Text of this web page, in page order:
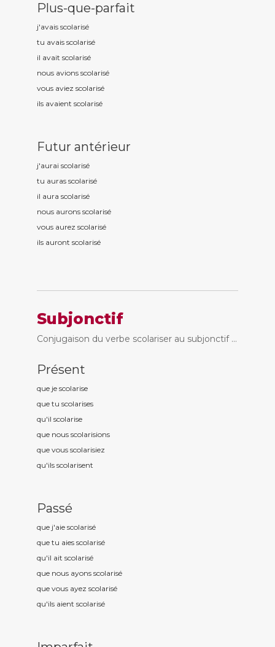
Plus-que-parfait
j'avais scolarisé
tu avais scolarisé
il avait scolarisé
nous avions scolarisé
vous aviez scolarisé
ils avaient scolarisé
Futur antérieur
j'aurai scolarisé
tu auras scolarisé
il aura scolarisé
nous aurons scolarisé
vous aurez scolarisé
ils auront scolarisé
Subjonctif
Conjugaison du verbe scolariser au subjonctif ...
Présent
que je scolarise
que tu scolarises
qu'il scolarise
que nous scolarisions
que vous scolarisiez
qu'ils scolarisent
Passé
que j'aie scolarisé
que tu aies scolarisé
qu'il ait scolarisé
que nous ayons scolarisé
que vous ayez scolarisé
qu'ils aient scolarisé